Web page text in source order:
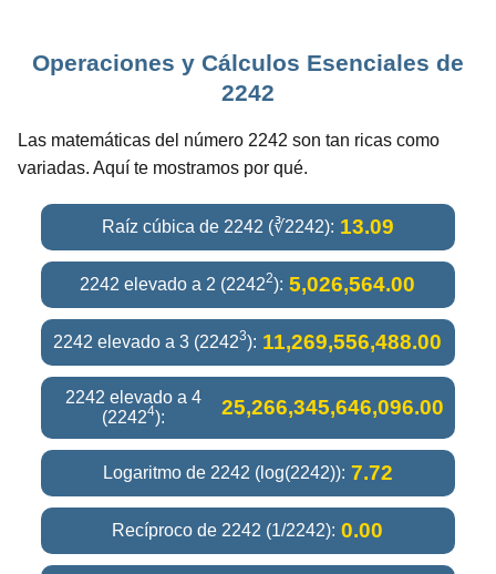
Operaciones y Cálculos Esenciales de
2242
Las matemáticas del número 2242 son tan ricas como
variadas. Aquí te mostramos por qué.
Raíz cúbica de 2242 (∛2242): 13.09
2242 elevado a 2 (22422): 5,026,564.00
2242 elevado a 3 (22423): 11,269,556,488.00
2242 elevado a 4
(22424): 25,266,345,646,096.00
Logaritmo de 2242 (log(2242)): 7.72
Recíproco de 2242 (1/2242): 0.00